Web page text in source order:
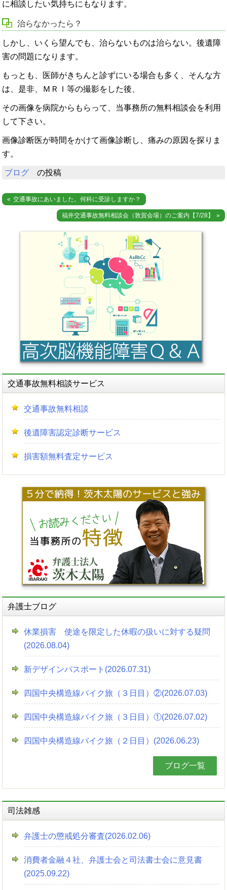
に相談したい気持ちにもなります。
治らなかったら？
しかし、いくら望んでも、治らないものは治らない。後遺障
害の問題になります。
もっとも、医師がきちんと診ずにいる場合も多く、そんな方
は、是非、ＭＲＩ等の撮影をした後、
その画像を病院からもらって、当事務所の無料相談会を利用
して下さい。
画像診断医が時間をかけて画像診断し、痛みの原因を探りま
す。
ブログ の投稿
投 交通事故にあいました。何科に受診しますか？
福井交通事故無料相談会（敦賀会場）のご案内【7/28】
交通事故無料相談サービス
交通事故無料相談
後遺障害認定診断サービス
損害額無料査定サービス
弁護士ブログ
休業損害 使途を限定した休暇の扱いに対する疑問
(2026.08.04)
新デザインパスポート(2026.07.31)
四国中央構造線バイク旅（３日目）②(2026.07.03)
四国中央構造線バイク旅（３日目）①(2026.07.02)
四国中央構造線バイク旅（２日目）(2026.06.23)
ブログ一覧
司法雑感
弁護士の懲戒処分審査(2026.02.06)
消費者金融４社、弁護士会と司法書士会に意見書
(2025.09.22)